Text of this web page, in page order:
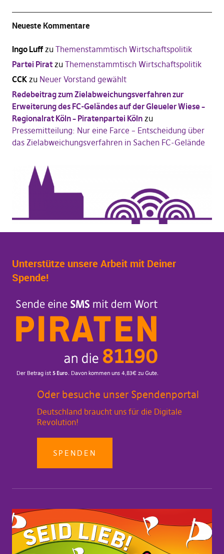
Neueste Kommentare
Ingo Luffzu Themenstammtisch Wirtschaftspolitik
Partei Piratzu Themenstammtisch Wirtschaftspolitik
CCKzu Neuer Vorstand gewählt
Redebeitrag zum Zielabweichungsverfahren zur
Erweiterung des FC-Geländes auf der Gleueler Wiese –
Regionalrat Köln – Piratenpartei Kölnzu
Pressemitteilung: Nur eine Farce – Entscheidung über
das Zielabweichungsverfahren in Sachen FC-Gelände
Unterstütze unsere Arbeit mit Deiner
Spende!
Oder besuche unser Spendenportal
Deutschland braucht uns für die Digitale
Revolution!
SPENDEN